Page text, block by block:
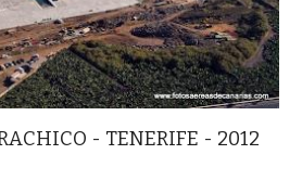
- TENERIFE - 2012